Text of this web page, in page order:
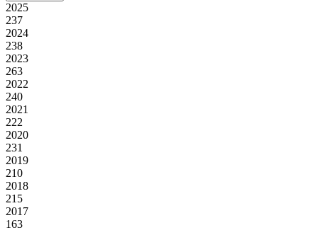
2025
237
2024
238
2023
263
2022
240
2021
222
2020
231
2019
210
2018
215
2017
163